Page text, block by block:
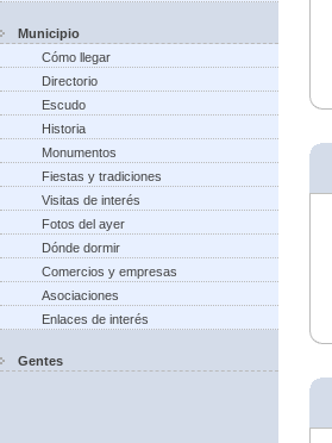
Municipio
Cómo llegar
Directorio
Escudo
Historia
Monumentos
Fiestas y tradiciones
Visitas de interés
Fotos del ayer
Dónde dormir
Comercios y empresas
Asociaciones
Enlaces de interés
Gentes